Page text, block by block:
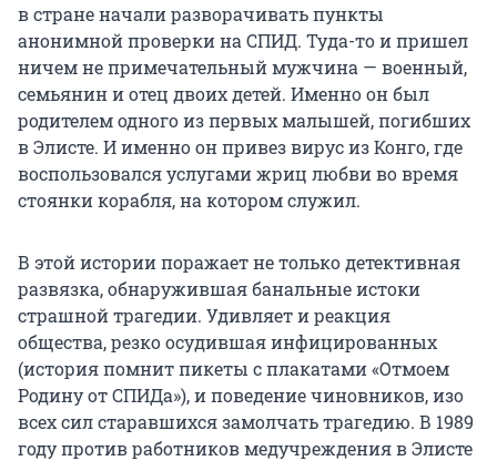
в стране начали разворачивать пункты
анонимной проверки на СПИД. Туда-то и пришел
ничем не примечательный мужчина — военный,
семьянин и отец двоих детей. Именно он был
родителем одного из первых малышей, погибших
в Элисте. И именно он привез вирус из Конго, где
воспользовался услугами жриц любви во время
стоянки корабля, на котором служил.
В этой истории поражает не только детективная
развязка, обнаружившая банальные истоки
страшной трагедии. Удивляет и реакция
общества, резко осудившая инфицированных
(история помнит пикеты с плакатами «Отмоем
Родину от СПИДа»), и поведение чиновников, изо
всех сил старавшихся замолчать трагедию. В 1989
году против работников медучреждения в Элисте